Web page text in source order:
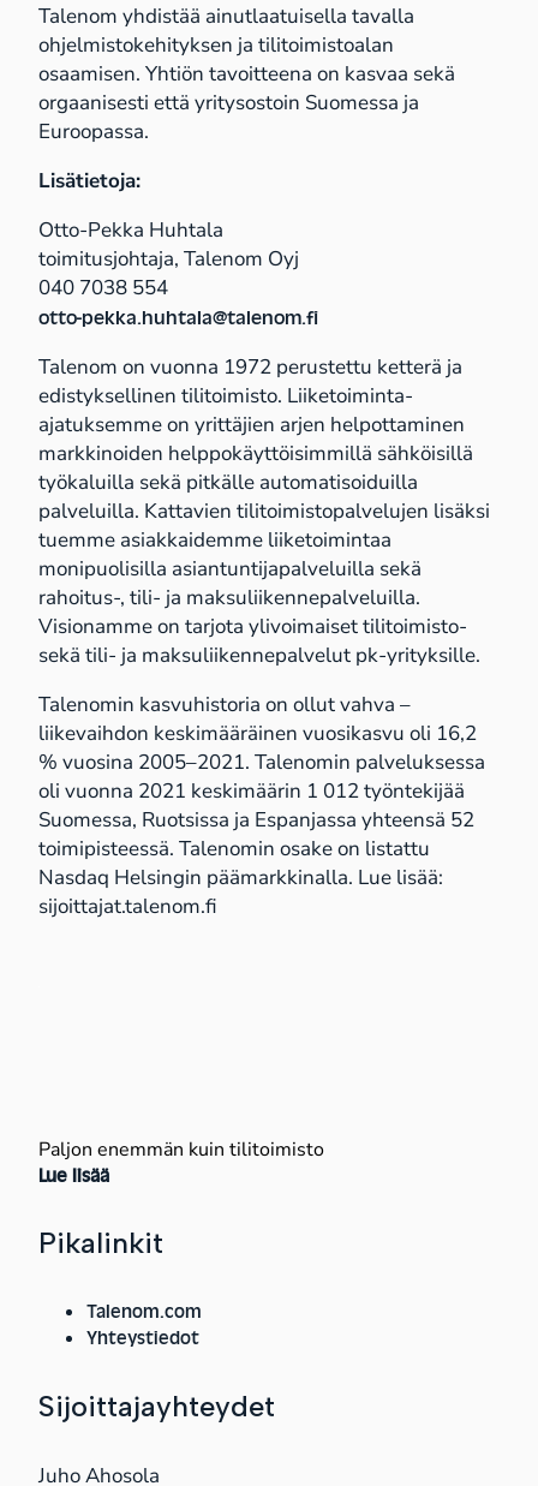
Talenom yhdistää ainutlaatuisella tavalla
ohjelmistokehityksen ja tilitoimistoalan
osaamisen. Yhtiön tavoitteena on kasvaa sekä
orgaanisesti että yritysostoin Suomessa ja
Euroopassa.
Lisätietoja:
Otto-Pekka Huhtala
toimitusjohtaja, Talenom Oyj
040 7038 554
otto-pekka.huhtala@talenom.fi
Talenom on vuonna 1972 perustettu ketterä ja
edistyksellinen tilitoimisto. Liiketoiminta-
ajatuksemme on yrittäjien arjen helpottaminen
markkinoiden helppokäyttöisimmillä sähköisillä
työkaluilla sekä pitkälle automatisoiduilla
palveluilla. Kattavien tilitoimistopalvelujen lisäksi
tuemme asiakkaidemme liiketoimintaa
monipuolisilla asiantuntijapalveluilla sekä
rahoitus-, tili- ja maksuliikennepalveluilla.
Visionamme on tarjota ylivoimaiset tilitoimisto-
sekä tili- ja maksuliikennepalvelut pk-yrityksille.
Talenomin kasvuhistoria on ollut vahva –
liikevaihdon keskimääräinen vuosikasvu oli 16,2
% vuosina 2005–2021. Talenomin palveluksessa
oli vuonna 2021 keskimäärin 1 012 työntekijää
Suomessa, Ruotsissa ja Espanjassa yhteensä 52
toimipisteessä. Talenomin osake on listattu
Nasdaq Helsingin päämarkkinalla. Lue lisää:
sijoittajat.talenom.fi
Paljon enemmän kuin tilitoimisto
Lue lisää
Pikalinkit
Talenom.com
Yhteystiedot
Sijoittajayhteydet
Juho Ahosola